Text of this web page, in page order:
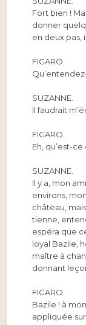
Fort bien !
donner
en deux pas,
FIGARO.
SUZANNE.
Il faudrait
FIGARO.
Eh, qu’est-ce
SUZANNE.
Il y a, mon
environs,
château,
tienne,
espéra que
loyal Bazile,
maître à
donnant
FIGARO.
Bazile ! à
appliquée